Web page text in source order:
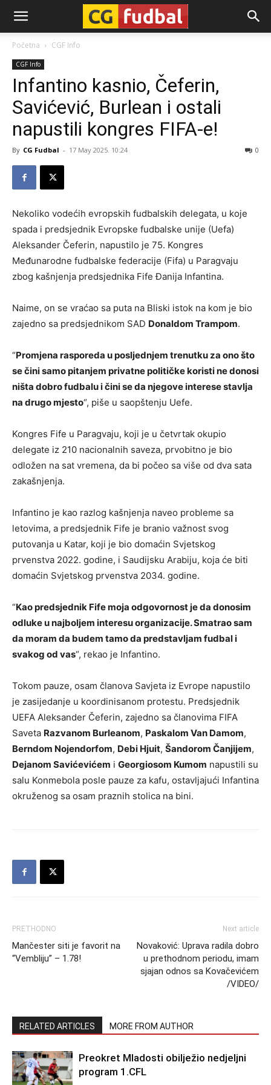
CG-
Fudbal
Početna CGF Info
CGF Info
Infantino kasnio, Čeferin,
Savićević, Burlean i ostali
napustili kongres FIFA-e!
By CG Fudbal - 17 May 2025. 10:24 0
Nekoliko vodećih evropskih fudbalskih delegata, u koje
spada i predsjednik Evropske fudbalske unije (Uefa)
Aleksander Čeferin, napustilo je 75. Kongres
Međunarodne fudbalske federacije (Fifa) u Paragvaju
zbog kašnjenja predsjednika Fife Đanija Infantina.
Naime, on se vraćao sa puta na Bliski istok na kom je bio
zajedno sa predsjednikom SAD Donaldom Trampom.
“Promjena rasporeda u posljednjem trenutku za ono što
se čini samo pitanjem privatne političke koristi ne donosi
ništa dobro fudbalu i čini se da njegove interese stavlja
na drugo mjesto“, piše u saopštenju Uefe.
Kongres Fife u Paragvaju, koji je u četvrtak okupio
delegate iz 210 nacionalnih saveza, prvobitno je bio
odložen na sat vremena, da bi počeo sa više od dva sata
zakašnjenja.
Infantino je kao razlog kašnjenja naveo probleme sa
letovima, a predsjednik Fife je branio važnost svog
putovanja u Katar, koji je bio domaćin Svjetskog
prvenstva 2022. godine, i Saudijsku Arabiju, koja će biti
domaćin Svjetskog prvenstva 2034. godine.
“Kao predsjednik Fife moja odgovornost je da donosim
odluke u najboljem interesu organizacije. Smatrao sam
da moram da budem tamo da predstavljam fudbal i
svakog od vas“, rekao je Infantino.
Tokom pauze, osam članova Savjeta iz Evrope napustilo
je zasijedanje u koordinisanom protestu. Predsjednik
UEFA Aleksander Čeferin, zajedno sa članovima FIFA
Saveta Razvanom Burleanom, Paskalom Van Damom,
Berndom Nojendorfom, Debi Hjuit, Šandorom Čanjijem,
Dejanom Savićevićem i Georgiosom Kumom napustili su
salu Konmebola posle pauze za kafu, ostavljajući Infantina
okruženog sa osam praznih stolica na bini.
PRETHODNO
Mančester siti je favorit na
“Vembliju” – 1.78!
Next article
Novaković: Uprava radila dobro
u prethodnom periodu, imam
sjajan odnos sa Kovačevićem
/VIDEO/
RELATED ARTICLES MORE FROM AUTHOR
Preokret Mladosti obilježio nedjeljni
program 1.CFL